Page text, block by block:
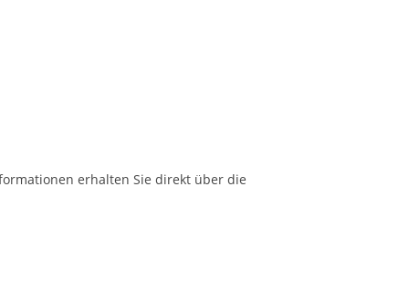
erhalten Sie direkt über die